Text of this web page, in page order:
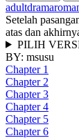
adultdrama
Setelah
atas dan
PILIH
BY: msusu
Chapter 1
Chapter 2
Chapter 3
Chapter 4
Chapter 5
Chapter 6